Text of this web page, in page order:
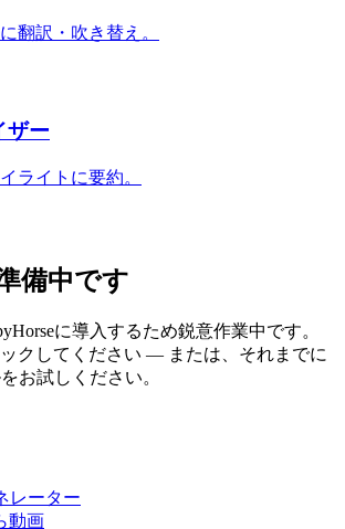
翻訳・吹き替え。
ザー
ライトに要約。
備中です
に導入するため鋭意作業中です。
クしてください — または、それまでに
お試しください。
レーター
動画